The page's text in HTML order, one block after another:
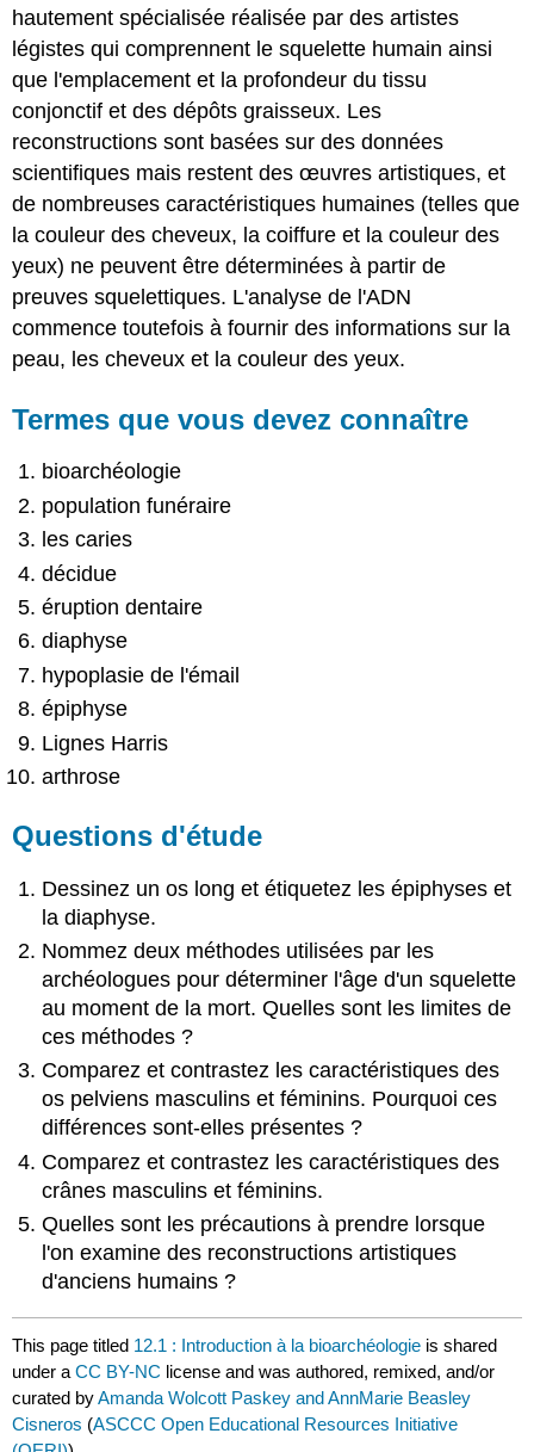
hautement spécialisée réalisée par des artistes
légistes qui comprennent le squelette humain ainsi
que l'emplacement et la profondeur du tissu
conjonctif et des dépôts graisseux. Les
reconstructions sont basées sur des données
scientifiques mais restent des œuvres artistiques, et
de nombreuses caractéristiques humaines (telles que
la couleur des cheveux, la coiffure et la couleur des
yeux) ne peuvent être déterminées à partir de
preuves squelettiques. L'analyse de l'ADN
commence toutefois à fournir des informations sur la
peau, les cheveux et la couleur des yeux.
Termes que vous devez connaître
bioarchéologie
population funéraire
les caries
décidue
éruption dentaire
diaphyse
hypoplasie de l'émail
épiphyse
Lignes Harris
arthrose
Questions d'étude
Dessinez un os long et étiquetez les épiphyses et
la diaphyse.
Nommez deux méthodes utilisées par les
archéologues pour déterminer l'âge d'un squelette
au moment de la mort. Quelles sont les limites de
ces méthodes ?
Comparez et contrastez les caractéristiques des
os pelviens masculins et féminins. Pourquoi ces
différences sont-elles présentes ?
Comparez et contrastez les caractéristiques des
crânes masculins et féminins.
Quelles sont les précautions à prendre lorsque
l'on examine des reconstructions artistiques
d'anciens humains ?
This page titled 12.1 : Introduction à la bioarchéologie is shared
under aCC BY-NC license and was authored, remixed, and/or
curated byAmanda Wolcott Paskey and AnnMarie Beasley
Cisneros (ASCCC Open Educational Resources Initiative